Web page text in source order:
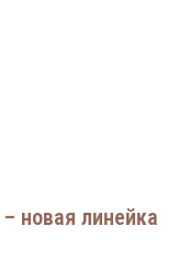
новая линейка